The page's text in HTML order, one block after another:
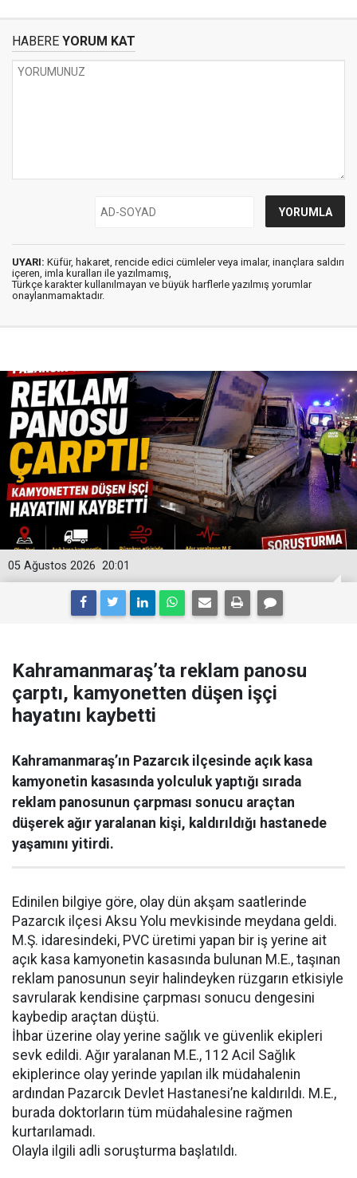
HABERE YORUM KAT
UYARI: Küfür, hakaret, rencide edici cümleler veya imalar, inançlara saldırı
içeren, imla kuralları ile yazılmamış,
Türkçe karakter kullanılmayan ve büyük harflerle yazılmış yorumlar
onaylanmamaktadır.
20:01
05 Ağustos 2026
Kahramanmaraş’ta reklam panosu
çarptı, kamyonetten düşen işçi
hayatını kaybetti
Kahramanmaraş’ın Pazarcık ilçesinde açık kasa
kamyonetin kasasında yolculuk yaptığı sırada
reklam panosunun çarpması sonucu araçtan
düşerek ağır yaralanan kişi, kaldırıldığı hastanede
yaşamını yitirdi.
Edinilen bilgiye göre, olay dün akşam saatlerinde
Pazarcık ilçesi Aksu Yolu mevkisinde meydana geldi.
M.Ş. idaresindeki, PVC üretimi yapan bir iş yerine ait
açık kasa kamyonetin kasasında bulunan M.E., taşınan
reklam panosunun seyir halindeyken rüzgarın etkisiyle
savrularak kendisine çarpması sonucu dengesini
kaybedip araçtan düştü.
İhbar üzerine olay yerine sağlık ve güvenlik ekipleri
sevk edildi. Ağır yaralanan M.E., 112 Acil Sağlık
ekiplerince olay yerinde yapılan ilk müdahalenin
ardından Pazarcık Devlet Hastanesi’ne kaldırıldı. M.E.,
burada doktorların tüm müdahalesine rağmen
kurtarılamadı.
Olayla ilgili adli soruşturma başlatıldı.